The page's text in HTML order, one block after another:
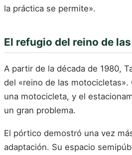
la práctica se permite».
El refugio del reino de
A partir de la década de 1980,
del «reino de las motocicletas».
una motocicleta, y el
un gran problema.
El pórtico demostró una vez
adaptación. Su espacio